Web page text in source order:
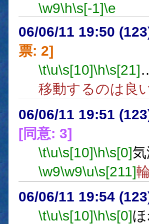
\w9\h\s[-1]\e
06/06/11 19:50
票: 2]
\t\u\s[10]\h\s[21]
移動するのは良
06/06/11 19:51
[同意: 3]
\t\u\s[10]\h\s[0]
\w9\w9\u\s[211]
06/06/11 19:54
\t\u\s[10]\h\s[0]